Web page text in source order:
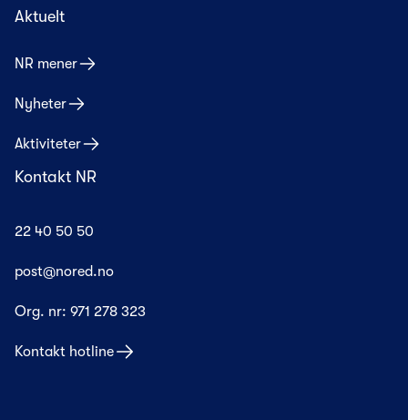
Aktuelt
NR mener
Nyheter
Aktiviteter
Kontakt NR
22 40 50 50
post@nored.no
Org. nr: 971 278 323
Kontakt hotline